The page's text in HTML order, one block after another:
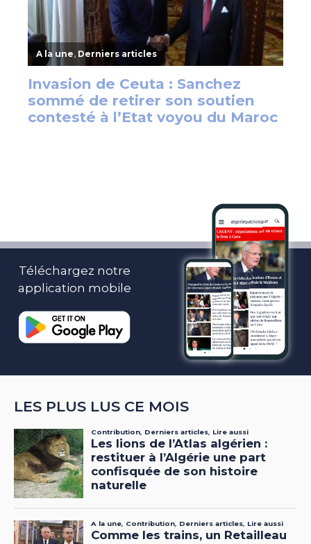
Téléchargez notre
application mobile
LES PLUS LUS CE MOIS